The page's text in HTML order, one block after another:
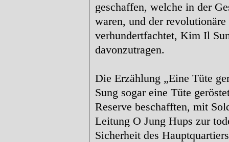
geschaffen, welche in der
waren, und der
verhundertfachtet, Kim Il
davonzutragen.
Die Erzählung „Eine Tüte
Sung sogar eine Tüte
Reserve beschafften, mit
Leitung O Jung Hups zur
Sicherheit des